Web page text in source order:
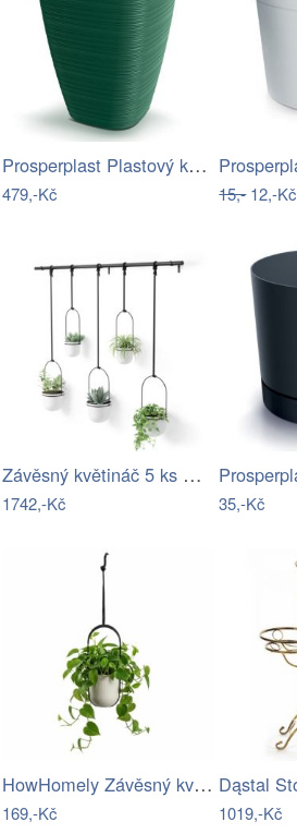
Prosperplast Plastový květináč Venas…
479,-Kč 15,-12,-Kč
Závěsný květináč 5 ks Umbra TRIFLORA -…
1742,-Kč 35,-Kč
HowHomely Závěsný květináč AERA HANG 17…
169,-Kč 1019,-Kč